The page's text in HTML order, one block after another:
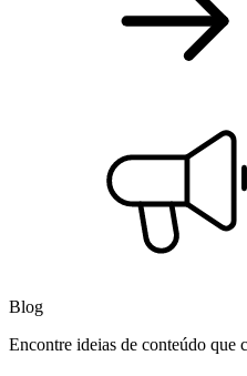
Blog
Encontre ideias de conteúdo que